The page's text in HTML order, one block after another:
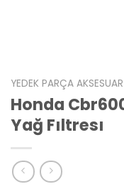
YEDEK PARÇA AKSESUAR
Honda
Yağ Fıltresı